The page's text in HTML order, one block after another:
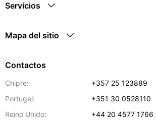
Servicios
Mapa del sitio
Contactos
Chipre:
+357 25 123889
Portugal:
+351 30 0528110
Reino Unido:
+44 20 4577 1766